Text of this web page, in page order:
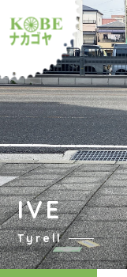
ルショッ
Tyrell
IVE